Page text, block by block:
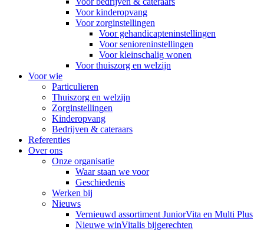
Voor kinderopvang
Voor zorginstellingen
Voor gehandicapteninstellingen
Voor senioreninstellingen
Voor kleinschalig wonen
Voor thuiszorg en welzijn
Voor wie
Particulieren
Thuiszorg en welzijn
Zorginstellingen
Kinderopvang
Bedrijven & cateraars
Referenties
Over ons
Onze organisatie
Waar staan we voor
Geschiedenis
Werken bij
Nieuws
Vernieuwd assortiment JuniorVita en Multi Plus
Nieuwe winVitalis bijgerechten